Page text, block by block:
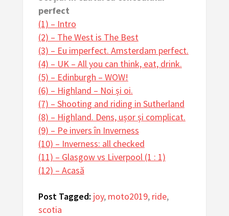
perfect
(1) – Intro
(2) – The West is The Best
(3) – Eu imperfect. Amsterdam perfect.
(4) – UK – All you can think, eat, drink.
(5) – Edinburgh – WOW!
(6) – Highland – Noi și oi.
(7) – Shooting and riding in Sutherland
(8) – Highland. Dens, ușor și complicat.
(9) – Pe invers în Inverness
(10) – Inverness: all checked
(11) – Glasgow vs Liverpool (1 : 1)
(12) – Acasă
Post Tagged: joy, moto2019, ride,
scotia